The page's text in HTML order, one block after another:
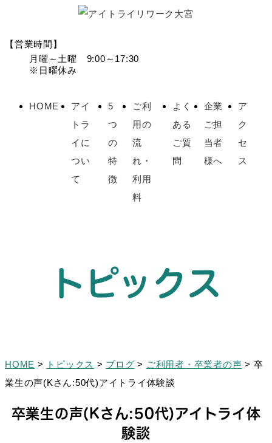
【営業時間】
月曜～土曜 9:00～17:30
※日曜休み
HOME
アイ
トラ
イに
つい
て
5
つ
の
特
徴
ご利
用の
流
れ・
利用
料
よく
ある
ご質
問
企業
ご担
当者
様へ
ア
ク
セ
ス
トピックス
HOME > トピックス > ブログ > ご利用者・卒業者の声 > 卒
業生の声(Kさん:50代)アイトライ体験談
卒業生の声(Kさん:50代)アイトライ体
験談